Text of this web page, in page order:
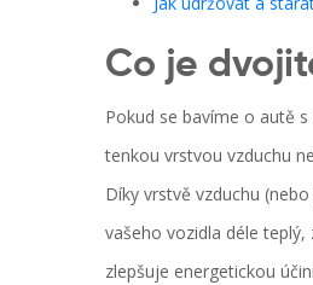
Co je
Pokud se bavíme o autě s
tenkou vrstvou vzduchu
Díky vrstvě vzduchu
vašeho vozidla déle
zlepšuje energetickou